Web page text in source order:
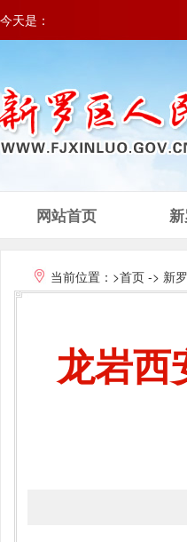
今天是：
网站首页
当前位置： >首页 -> 新
龙岩西